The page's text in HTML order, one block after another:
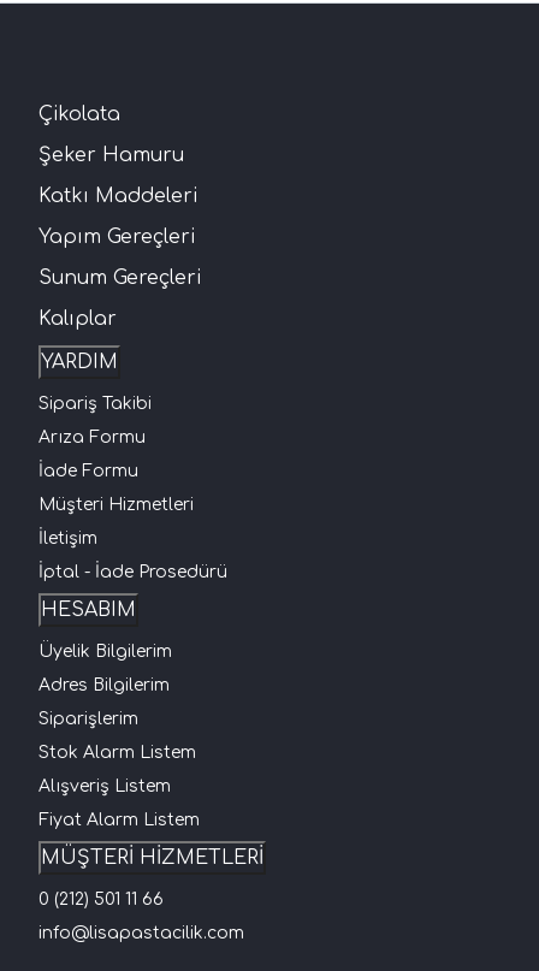
Çikolata
Şeker Hamuru
Katkı Maddeleri
Yapım Gereçleri
Sunum Gereçleri
Kalıplar
YARDIM
Sipariş Takibi
Arıza Formu
İade Formu
Müşteri Hizmetleri
İletişim
İptal - İade Prosedürü
HESABIM
Üyelik Bilgilerim
Adres Bilgilerim
Siparişlerim
Stok Alarm Listem
Alışveriş Listem
Fiyat Alarm Listem
MÜŞTERİ HİZMETLERİ
0 (212) 501 11 66
info@lisapastacilik.com